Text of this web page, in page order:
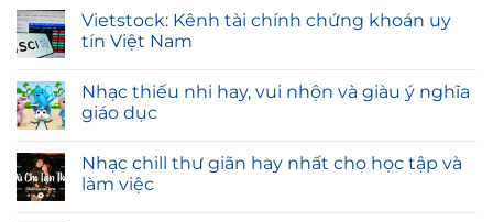
Vietstock: Kênh tài chính chứng khoán uy
tín Việt Nam
Nhạc thiếu nhi hay, vui nhộn và giàu ý nghĩa
giáo dục
Nhạc chill thư giãn hay nhất cho học tập và
làm việc